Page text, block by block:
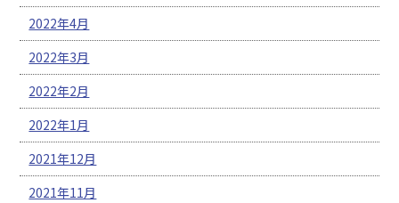
2022年4月
2022年3月
2022年2月
2022年1月
2021年12月
2021年11月